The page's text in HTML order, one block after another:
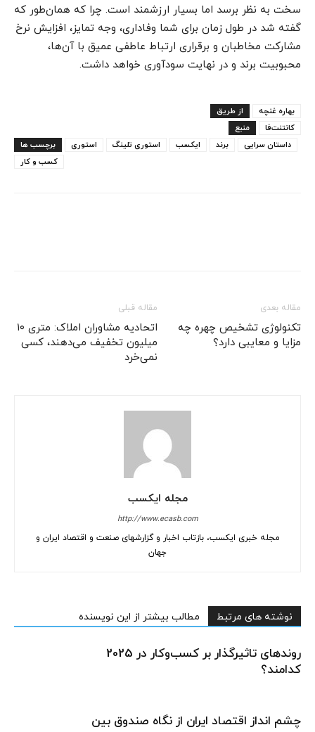
سخت به نظر برسد اما بسیار ارزشمند است. چرا که همان‌طور که
گفته شد در طول زمان برای شما وفاداری، وجه تمایز، افزایش نرخ
مشارکت مخاطبان و برقراری ارتباط عاطفی عمیق با آن‌ها،
محبوبیت برند و در نهایت سودآوری خواهد داشت.
از طریق
بهاره غنچه
منبع
کانتنت‌فا
برچسب ها
استوری استوری تلینگ ایکسب برند
داستان سرایی
کسب و کار
مقاله قبلی
اتحادیه مشاوران املاک: متری ۱۰
میلیون تخفیف می‌دهند، کسی
نمی‌خرد
مقاله بعدی
تکنولوژی تشخیص چهره چه
مزایا و معایبی دارد؟
مجله ایکسب
http://www.ecasb.com
مجله خبری ایکسب، بازتاب اخبار و گزارشهای صنعت و اقتصاد ایران و
جهان
نوشته های مرتبط مطالب بیشتر از این نویسنده
روندهای تاثیرگذار بر کسب‌وکار در 2025
کدامند؟
چشم انداز اقتصاد ایران از نگاه صندوق بین